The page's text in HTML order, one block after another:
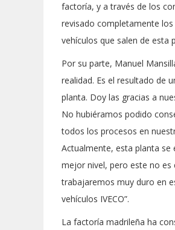
factoría, y a través de los
revisado completamente
vehículos que salen de esta
Por su parte, Manuel
realidad. Es el resultado de
planta. Doy las gracias a
No hubiéramos podido
todos los procesos en
Actualmente, esta planta se
mejor nivel, pero este no es
trabajaremos muy duro en
vehículos IVECO”.
La factoría madrileña ha